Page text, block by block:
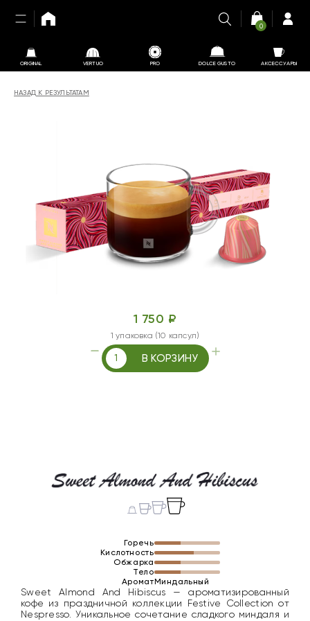
ORIGINAL VERTUO PRO DOLCE GUSTO АКСЕССУАРЫ
0
НАЗАД К РЕЗУЛЬТАТАМ
1 750 ₽
1 упаковка (10 капсул)
В КОРЗИНУ
Горечь
Кислотность
Обжарка
Тело
АроматМиндальный
Sweet Almond And Hibiscus — ароматизированный
кофе из праздничной коллекции Festive Collection от
Nespresso. Уникальное сочетание сладкого миндаля и